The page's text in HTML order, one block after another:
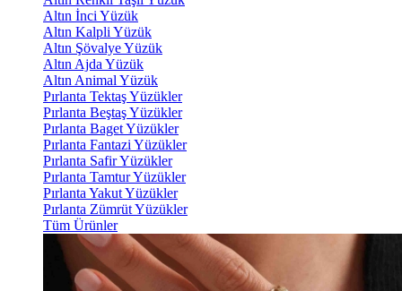
Altın İnci Yüzük
Altın Kalpli Yüzük
Altın Şövalye Yüzük
Altın Ajda Yüzük
Altın Animal Yüzük
Pırlanta Tektaş Yüzükler
Pırlanta Beştaş Yüzükler
Pırlanta Baget Yüzükler
Pırlanta Fantazi Yüzükler
Pırlanta Safir Yüzükler
Pırlanta Tamtur Yüzükler
Pırlanta Yakut Yüzükler
Pırlanta Zümrüt Yüzükler
Tüm Ürünler